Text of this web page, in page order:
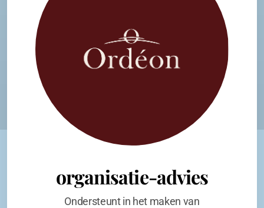
organisatie-advies
Ondersteunt in het maken van